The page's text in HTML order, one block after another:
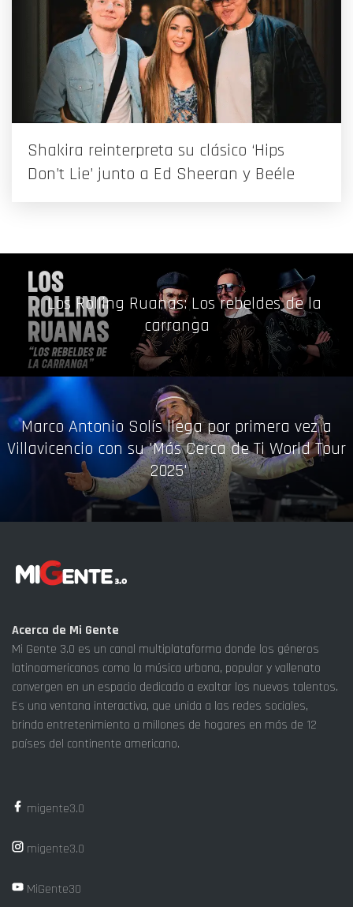
Shakira reinterpreta su clásico ‘Hips
Don’t Lie’ junto a Ed Sheeran y Beéle
Los Rolling Ruanas: Los rebeldes de la
carranga
Marco Antonio Solís llega por primera vez a
Villavicencio con su 'Más Cerca de Ti World Tour
2025'
Acerca de Mi Gente
Mi Gente 3.0 es un canal multiplataforma donde los géneros
latinoamericanos como la música urbana, popular y vallenato
convergen en un espacio dedicado a exaltar los nuevos talentos.
Es una ventana interactiva, que unida a las redes sociales,
brinda entretenimiento a millones de hogares en más de 12
países del continente americano.
migente3.0
migente3.0
MiGente30